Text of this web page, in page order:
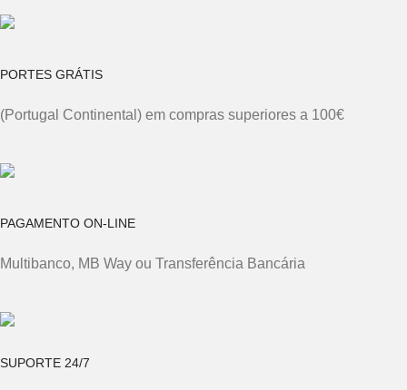
PORTES GRÁTIS
(Portugal Continental) em compras superiores a 100€
PAGAMENTO ON-LINE
Multibanco, MB Way ou Transferência Bancária
SUPORTE 24/7